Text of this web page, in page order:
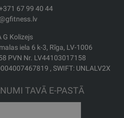
67 99 40 44
G Kolizejs
iela 6 k-3, Rīga, LV-1006
PVN Nr. LV44103017158
, SWIFT: UNLALV2X
TAVĀ E-PASTĀ